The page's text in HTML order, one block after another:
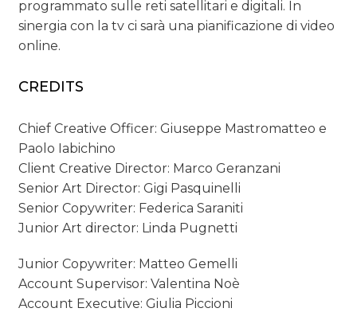
programmato sulle reti satellitari e digitali. In
sinergia con la tv ci sarà una pianificazione di video
online.
CREDITS
Chief Creative Officer: Giuseppe Mastromatteo e
Paolo Iabichino
Client Creative Director: Marco Geranzani
Senior Art Director: Gigi Pasquinelli
Senior Copywriter: Federica Saraniti
Junior Art director: Linda Pugnetti
Junior Copywriter: Matteo Gemelli
Account Supervisor: Valentina Noè
Account Executive: Giulia Piccioni